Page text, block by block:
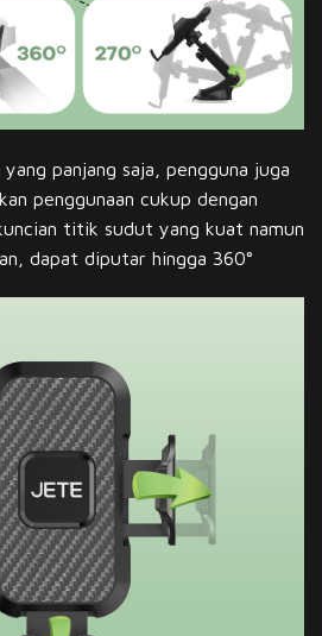
panjang saja, pengguna juga
penggunaan cukup dengan
titik sudut yang kuat namun
dapat diputar hingga 360°